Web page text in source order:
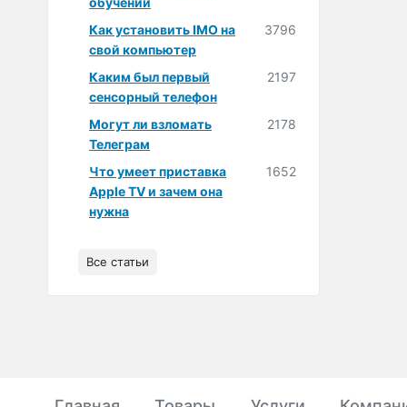
Как установить IMO на
свой компьютер
3796
Каким был первый
сенсорный телефон
2197
Могут ли взломать
Телеграм
2178
Что умеет приставка
Apple TV и зачем она
нужна
1652
Все статьи